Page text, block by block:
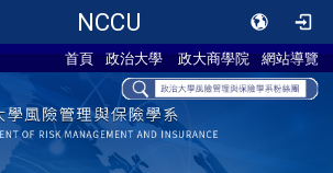
NCCU
首頁 政治大學 政大商學院 網站導覽